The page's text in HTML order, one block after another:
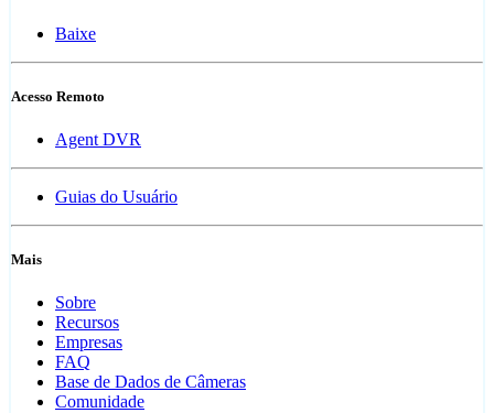
Baixe
Acesso Remoto
Agent DVR
Guias do Usuário
Mais
Sobre
Recursos
Empresas
FAQ
Base de Dados de Câmeras
Comunidade